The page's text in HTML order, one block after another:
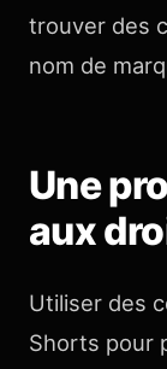
trouver des
nom de
Une
aux
Utiliser des
Shorts pour